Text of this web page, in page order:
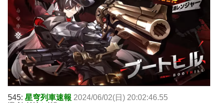
545: 星穹列車速報 2024/06/02(日) 20:02:46.55